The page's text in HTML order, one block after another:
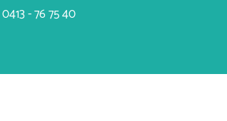
0413 - 76 75 40